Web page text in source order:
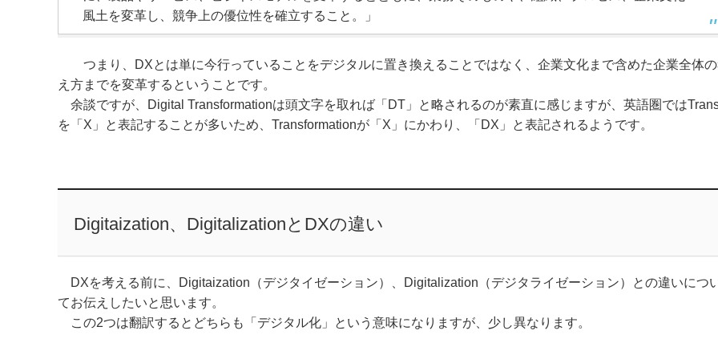
風土を変革し、競争上の優位性を確立すること。」
つまり、DXとは単に今行っていることをデジタルに置き換えることではなく、企業文化まで含めた企業全体
え方までを変革するということです。
余談ですが、Digital Transformationは頭文字を取れば「DT」と略されるのが素直に感じますが、英語圏では
を「X」と表記することが多いため、Transformationが「X」にかわり、「DX」と表記されるようです。
Digitaization、DigitalizationとDXの違い
DXを考える前に、Digitaization（デジタイゼーション）、Digitalization（デジタライゼーション）との違いにつ
てお伝えしたいと思います。
この2つは翻訳するとどちらも「デジタル化」という意味になりますが、少し異なります。